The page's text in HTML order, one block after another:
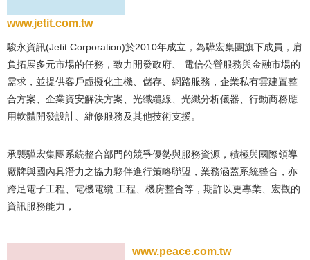
www.jetit.com.tw
駿永資訊(Jetit Corporation)於2010年成立，為驊宏集團旗下成員，肩
負拓展多元市場的任務，致力開發政府、 電信公營服務與金融市場的
需求，並提供客戶虛擬化主機、儲存、網路服務，企業私有雲建置整
合方案、企業資安解決方案、光纖纜線、光纖分析儀器、行動商務應
用軟體開發設計、維修服務及其他技術支援。
承襲驊宏集團系統整合部門的競爭優勢與服務資源，積極與國際領導
廠牌與國內具潛力之協力夥伴進行策略聯盟，業務涵蓋系統整合，亦
跨足電子工程、電機電纜 工程、機房整合等，期許以更專業、宏觀的
資訊服務能力，
www.peace.com.tw